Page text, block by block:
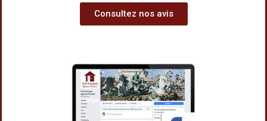
Consultez nos avis